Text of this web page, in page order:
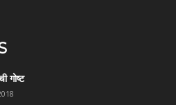
गोष्ट